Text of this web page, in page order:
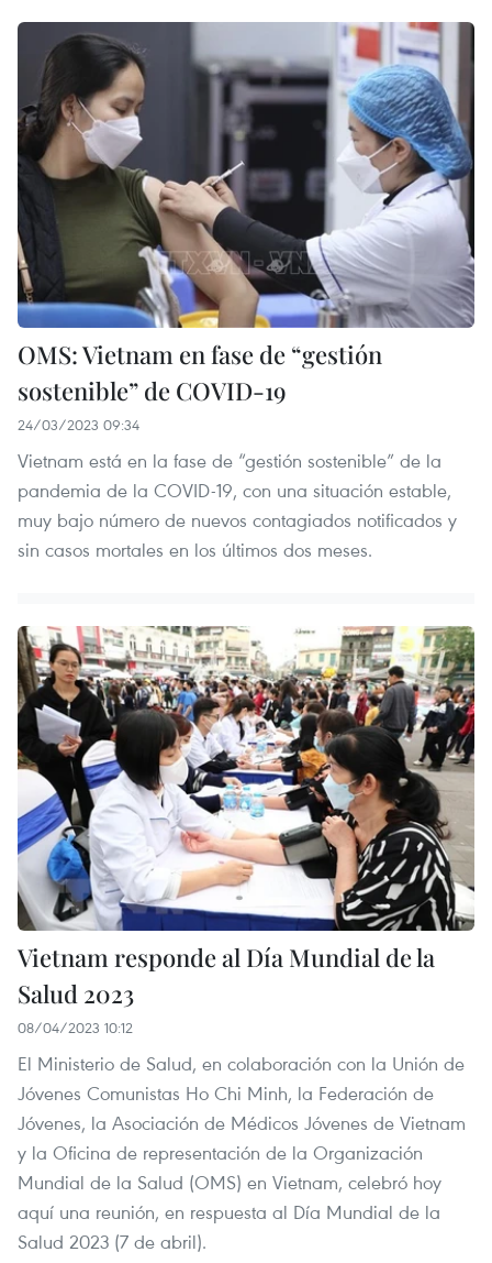
OMS: Vietnam en fase de “gestión
sostenible” de COVID-19
24/03/2023 09:34
Vietnam está en la fase de “gestión sostenible” de la
pandemia de la COVID-19, con una situación estable,
muy bajo número de nuevos contagiados notificados y
sin casos mortales en los últimos dos meses.
Vietnam responde al Día Mundial de la
Salud 2023
08/04/2023 10:12
El Ministerio de Salud, en colaboración con la Unión de
Jóvenes Comunistas Ho Chi Minh, la Federación de
Jóvenes, la Asociación de Médicos Jóvenes de Vietnam
y la Oficina de representación de la Organización
Mundial de la Salud (OMS) en Vietnam, celebró hoy
aquí una reunión, en respuesta al Día Mundial de la
Salud 2023 (7 de abril).